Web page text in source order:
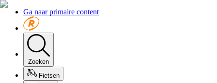
Ga naar primaire content
Zoeken
Fietsen